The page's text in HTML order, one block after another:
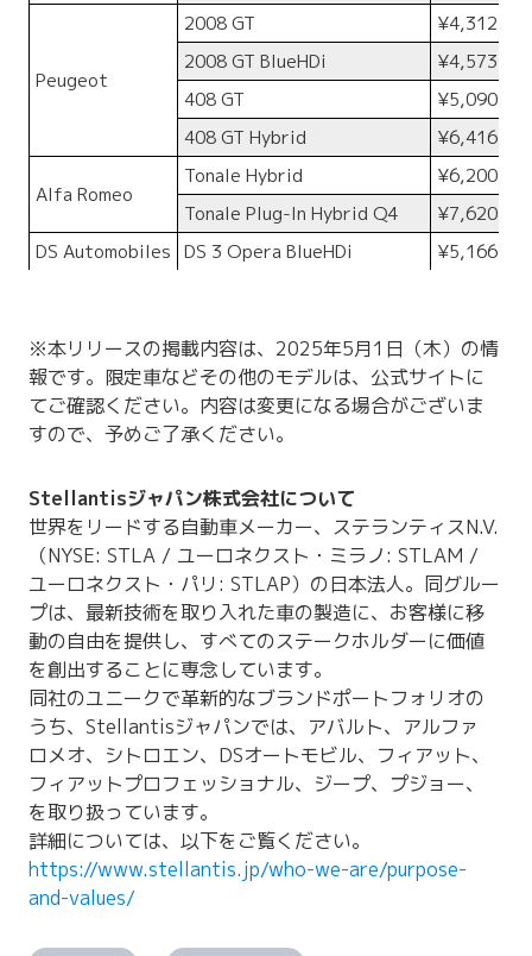
Peugeot
2008 GT
2008 GT BlueHDi
408 GT
408 GT Hybrid
Alfa Romeo
Tonale Hybrid
Tonale Plug-In Hybrid Q4
DS Automobiles DS 3 Opera BlueHDi
※本リリースの掲載内容は、2025年5月1日（木）の情
報です。限定車などその他のモデルは、公式サイトに
てご確認ください。内容は変更になる場合がございま
すので、予めご了承ください。
Stellantisジャパン株式会社について
世界をリードする自動車メーカー、ステランティスN.V.
（NYSE: STLA / ユーロネクスト・ミラノ: STLAM /
ユーロネクスト・パリ: STLAP）の日本法人。同グルー
プは、最新技術を取り入れた車の製造に、お客様に移
動の自由を提供し、すべてのステークホルダーに価値
を創出することに専念しています。
同社のユニークで革新的なブランドポートフォリオの
うち、Stellantisジャパンでは、アバルト、アルファ
ロメオ、シトロエン、DSオートモビル、フィアット、
フィアットプロフェッショナル、ジープ、プジョー、
を取り扱っています。
詳細については、以下をご覧ください。
https://www.stellantis.jp/who-we-are/purpose-
and-values/